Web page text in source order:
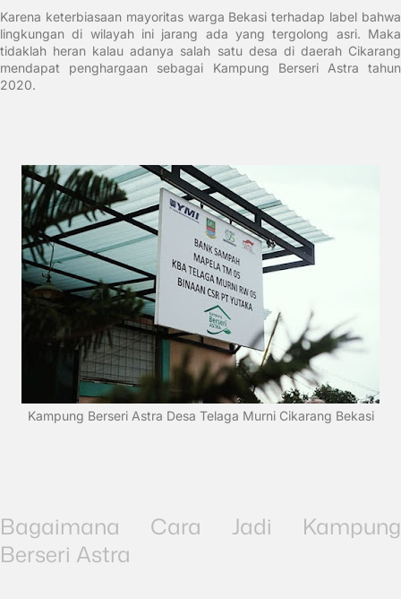
Karena keterbiasaan mayoritas warga Bekasi terhadap label bahwa
lingkungan di wilayah ini jarang ada yang tergolong asri. Maka
tidaklah heran kalau adanya salah satu desa di daerah Cikarang
mendapat penghargaan sebagai Kampung Berseri Astra tahun
2020.
Kampung Berseri Astra Desa Telaga Murni Cikarang Bekasi
Bagaimana Cara Jadi Kampung
Berseri Astra